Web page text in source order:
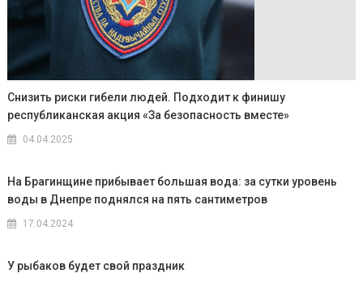
Снизить риски гибели людей. Подходит к финишу
республиканская акция «За безопасность вместе»
04.04.2025
На Брагинщине прибывает большая вода: за сутки уровень
воды в Днепре поднялся на пять сантиметров
17.04.2024
У рыбаков будет свой праздник